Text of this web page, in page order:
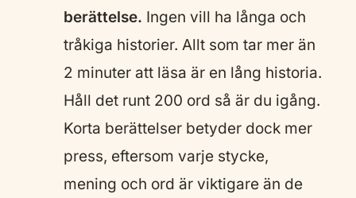
berättelse. Ingen vill ha långa och
tråkiga historier. Allt som tar mer än
2 minuter att läsa är en lång historia.
Håll det runt 200 ord så är du igång.
Korta berättelser betyder dock mer
press, eftersom varje stycke,
mening och ord är viktigare än de